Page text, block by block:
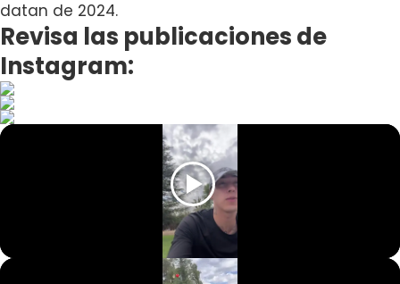
datan de 2024.
Revisa las publicaciones de
Instagram: